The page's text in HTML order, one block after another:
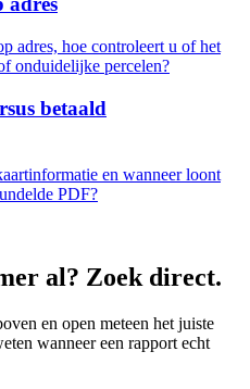
adres, hoe controleert u of het
onduidelijke percelen?
betaald
en wanneer loont
PDF?
al? Zoek direct.
en open meteen het juiste
wanneer een rapport echt